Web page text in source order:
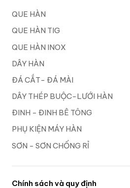
QUE HÀN
QUE HÀN TIG
QUE HÀN INOX
DÂY HÀN
ĐÁ CẮT- ĐÁ MÀI
DÂY THÉP BUỘC-LƯỚI HÀN
ĐINH - ĐINH BÊ TÔNG
PHỤ KIỆN MÁY HÀN
SƠN - SƠN CHỐNG RỈ
Chính sách và quy định